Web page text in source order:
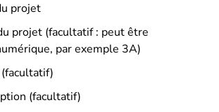
projet
projet (facultatif : peut être
par exemple 3A)
(facultatif)